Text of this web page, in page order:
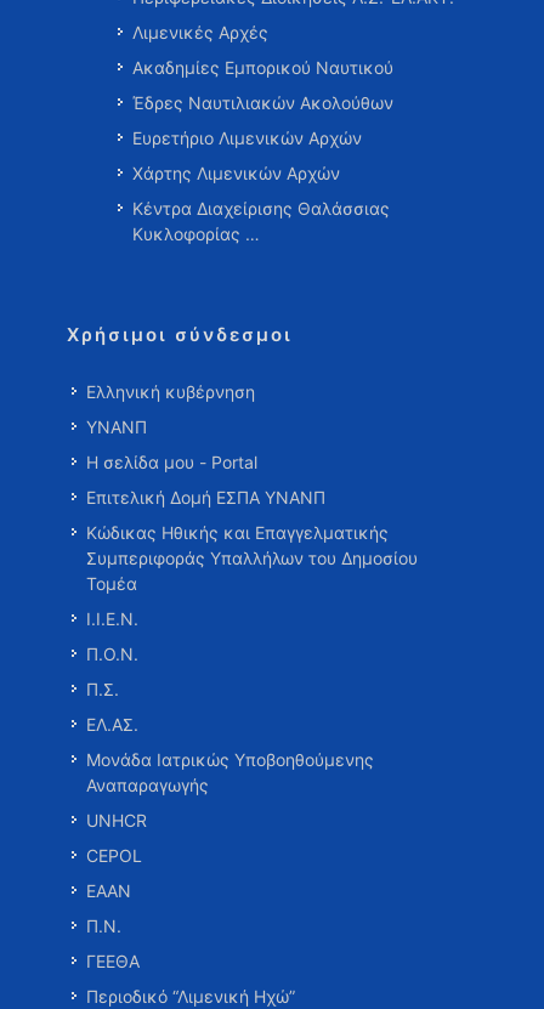
Λιμενικές Αρχές
Ακαδημίες Εμπορικού Ναυτικού
Έδρες Ναυτιλιακών Ακολούθων
Ευρετήριο Λιμενικών Αρχών
Χάρτης Λιμενικών Αρχών
Κέντρα Διαχείρισης Θαλάσσιας
Κυκλοφορίας …
Χρήσιμοι σύνδεσμοι
Ελληνική κυβέρνηση
ΥΝΑΝΠ
Η σελίδα μου - Portal
Επιτελική Δομή ΕΣΠΑ ΥΝΑΝΠ
Κώδικας Ηθικής και Επαγγελματικής
Συμπεριφοράς Υπαλλήλων του Δημοσίου
Τομέα
Ι.Ι.Ε.Ν.
Π.Ο.Ν.
Π.Σ.
ΕΛ.ΑΣ.
Μονάδα Ιατρικώς Υποβοηθούμενης
Αναπαραγωγής
UNHCR
CEPOL
ΕΑΑΝ
Π.Ν.
ΓΕΕΘΑ
Περιοδικό “Λιμενική Ηχώ”